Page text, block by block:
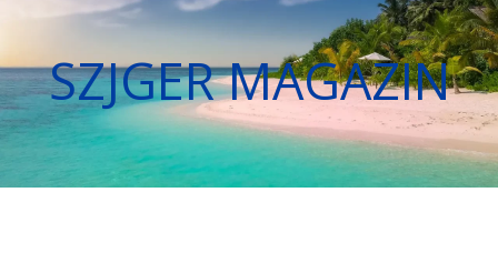
SZJGER MAGAZIN